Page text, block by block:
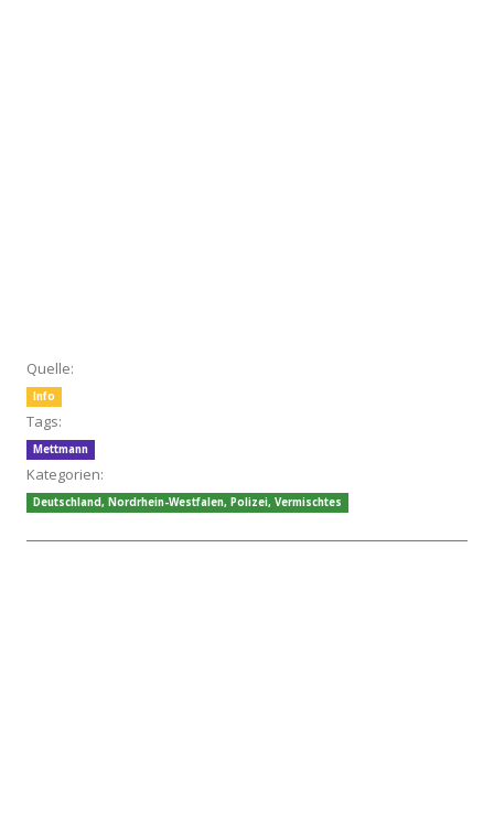
Quelle:
Info
Tags:
Mettmann
Kategorien:
Deutschland, Nordrhein-Westfalen, Polizei, Vermischtes